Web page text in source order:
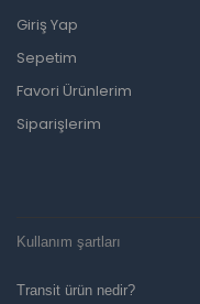
Giriş Yap
Sepetim
Favori Ürünlerim
Siparişlerim
Kullanım şartları
Transit ürün nedir?